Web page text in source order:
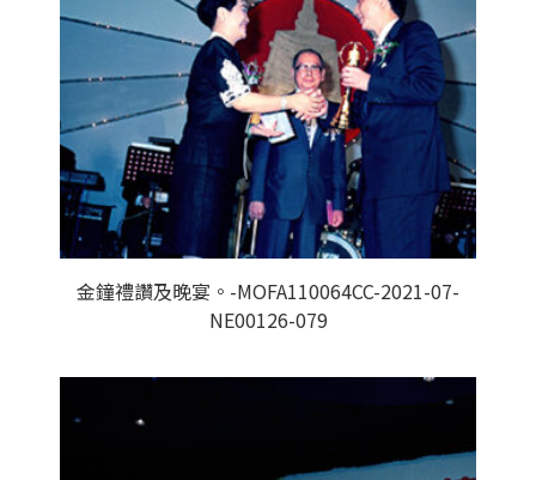
金鐘禮讚及晚宴。-MOFA110064CC-2021-07-
NE00126-079